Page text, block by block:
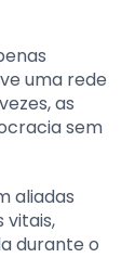
uma rede
as
sem
aliadas
vitais,
durante o